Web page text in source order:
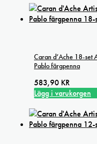
Caran d’Ache 18-set
Pablo färgpenna
583,90 KR
Lägg i varukorgen